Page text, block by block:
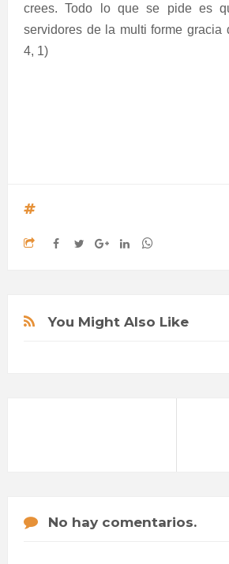
crees. Todo lo que se pide es
servidores de la multi forme gracia
4, 1)
You Might Also Like
No hay comentarios.